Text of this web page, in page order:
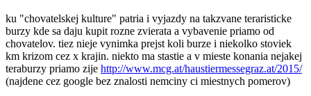
ku "chovatelskej kulture" patria i vyjazdy na takzvane teraristicke
burzy kde sa daju kupit rozne zvierata a vybavenie priamo od
chovatelov. tiez nieje vynimka prejst koli burze i niekolko stoviek
km krizom cez x krajin. niekto ma stastie a v mieste konania nejakej
teraburzy priamo zije http://www.mcg.at/haustiermessegraz.at/2015/
(najdene cez google bez znalosti nemciny ci miestnych pomerov)